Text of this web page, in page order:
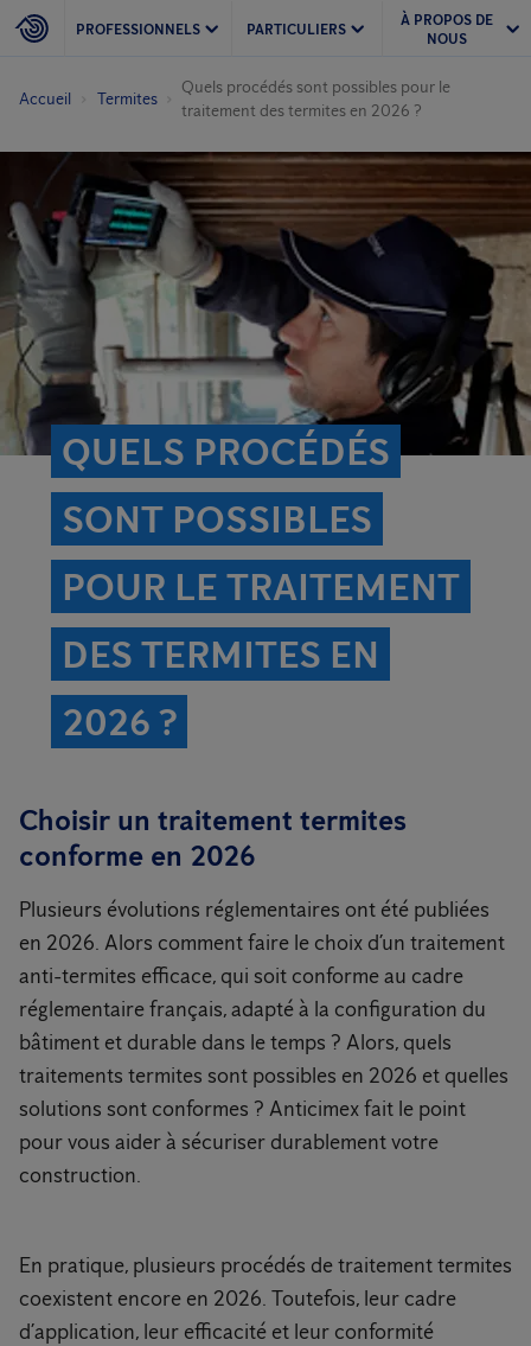
PROFESSIONNELS PARTICULIERS
À PROPOS DE
NOUS
Accueil Termites
Quels procédés sont possibles pour le
traitement des termites en 2026 ?
QUELS PROCÉDÉS
SONT POSSIBLES
POUR LE TRAITEMENT
DES TERMITES EN
2026 ?
Choisir un traitement termites
conforme en 2026
Plusieurs évolutions réglementaires ont été publiées
en 2026. Alors comment faire le choix d’un traitement
anti-termites efficace, qui soit conforme au cadre
réglementaire français, adapté à la configuration du
bâtiment et durable dans le temps ? Alors, quels
traitements termites sont possibles en 2026 et quelles
solutions sont conformes ? Anticimex fait le point
pour vous aider à sécuriser durablement votre
construction.
En pratique, plusieurs procédés de traitement termites
coexistent encore en 2026. Toutefois, leur cadre
d’application, leur efficacité et leur conformité